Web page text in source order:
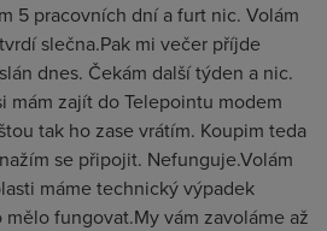
5 pracovních dní a furt nic. Volám
slečna.Pak mi večer příjde
dnes. Čekám další týden a nic.
mám zajít do Telepointu modem
tak ho zase vrátím. Koupim teda
se připojit. Nefunguje.Volám
máme technický výpadek
fungovat.My vám zavoláme až